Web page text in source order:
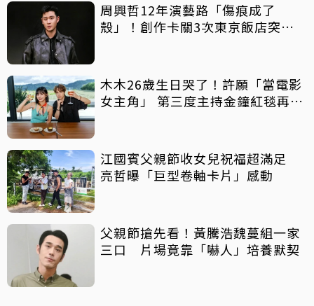
周興哲12年演藝路「傷痕成了
殼」！創作卡關3次東京飯店突找
木木26歲生日哭了！許願「當電影
女主角」 第三度主持金鐘紅毯再喊
江國賓父親節收女兒祝福超滿足
亮哲曝「巨型卷軸卡片」感動
父親節搶先看！黃騰浩魏蔓組一家
三口 片場竟靠「嚇人」培養默契